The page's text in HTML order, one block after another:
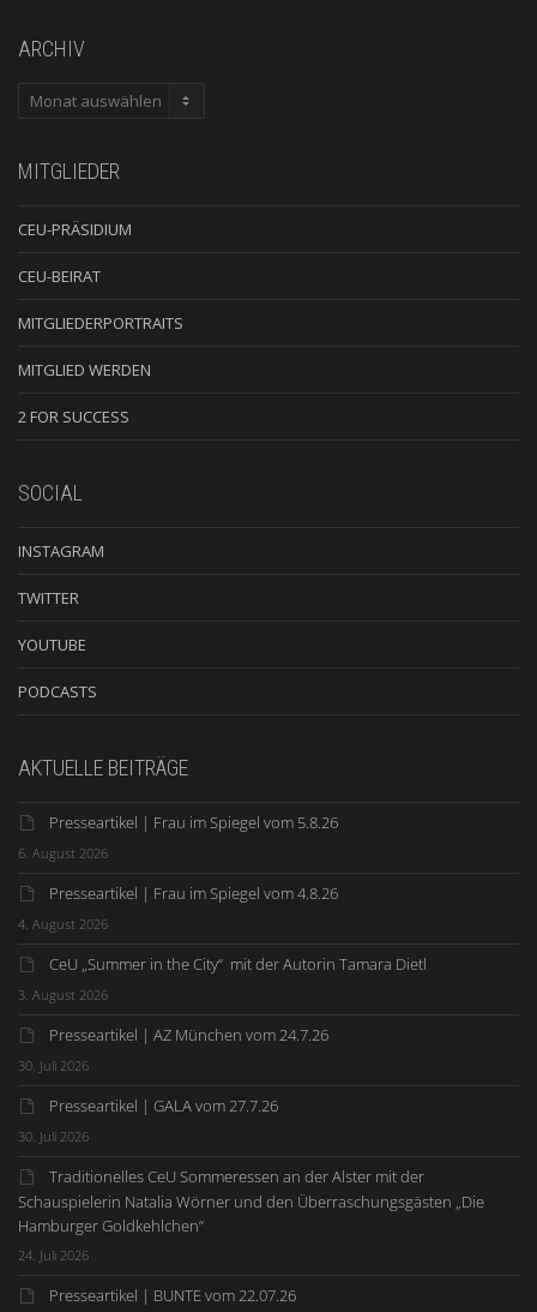
ARCHIV
ARCHIV
MITGLIEDER
CEU-PRÄSIDIUM
CEU-BEIRAT
MITGLIEDERPORTRAITS
MITGLIED WERDEN
2 FOR SUCCESS
SOCIAL
INSTAGRAM
TWITTER
YOUTUBE
PODCASTS
AKTUELLE BEITRÄGE
Presseartikel | Frau im Spiegel vom 5.8.26
6. August 2026
Presseartikel | Frau im Spiegel vom 4.8.26
4. August 2026
CeU „Summer in the City“ mit der Autorin Tamara Dietl
3. August 2026
Presseartikel | AZ München vom 24.7.26
30. Juli 2026
Presseartikel | GALA vom 27.7.26
30. Juli 2026
Traditionelles CeU Sommeressen an der Alster mit der
Schauspielerin Natalia Wörner und den Überraschungsgästen „Die
Hamburger Goldkehlchen“
24. Juli 2026
Presseartikel | BUNTE vom 22.07.26